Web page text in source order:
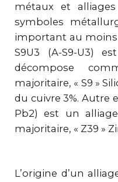
métaux et
symboles
important au moins
S9U3 (A-S9-U3)
décompose
majoritaire, « S9 »
du cuivre 3%. Autre
Pb2) est un
majoritaire, « Z39 »
L’origine d’un